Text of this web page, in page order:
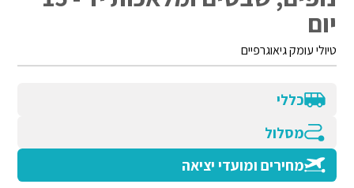
יום
טיולי עומק גיאוגרפיים
כללי
מסלול
מחירים ומועדי יציאה